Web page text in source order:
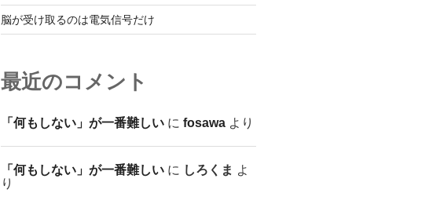
脳が受け取るのは電気信号だけ
最近のコメント
「何もしない」が一番難しいに fosawaより
「何もしない」が一番難しいに しろくま よ
り